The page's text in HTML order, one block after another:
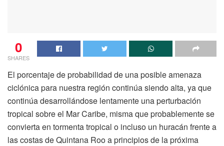
0
SHARES
El porcentaje de probabilidad de una posible amenaza
ciclónica para nuestra región continúa siendo alta, ya que
continúa desarrollándose lentamente una perturbación
tropical sobre el Mar Caribe, misma que probablemente se
convierta en tormenta tropical o incluso un huracán frente a
las costas de Quintana Roo a principios de la próxima